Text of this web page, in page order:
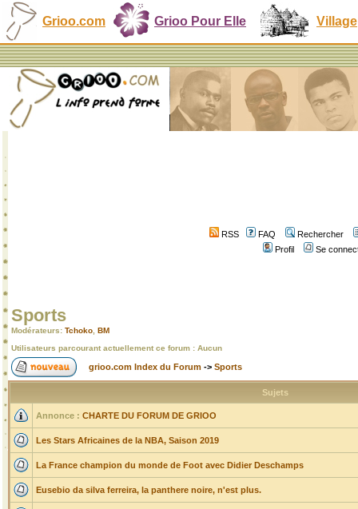
Grioo.com Grioo Pour Elle Village
RSS FAQ
Rechercher
Profil
Se
Sports
Modérateurs: Tchoko BM
Utilisateurs parcourant actuellement ce forum : Aucun
grioo.com Index du Forum -> Sports
Sujets
Annonce : CHARTE DU FORUM DE GRIOO
Les Stars Africaines de la NBA, Saison 2019
La France champion du monde de Foot avec Didier Deschamps
Eusebio da silva ferreira, la panthere noire, n'est plus.